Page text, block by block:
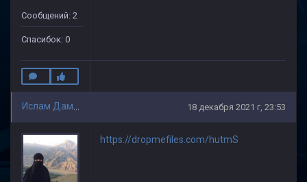
Сообщений: 2
Спасибок: 0
18 декабря 2021 г, 23:53
https://dropmefiles.com/hutmS